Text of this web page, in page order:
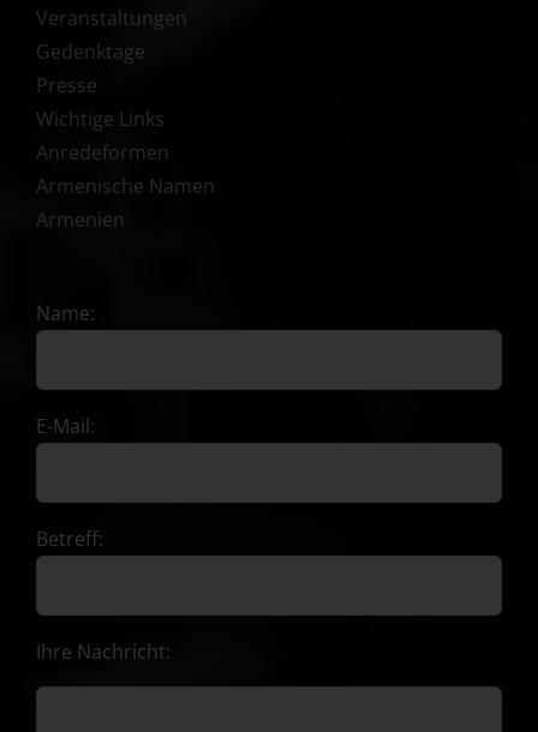
Veranstaltungen
Gedenktage
Presse
Wichtige Links
Anredeformen
Armenische Namen
Armenien
Name:
E-Mail:
Betreff:
Ihre Nachricht: